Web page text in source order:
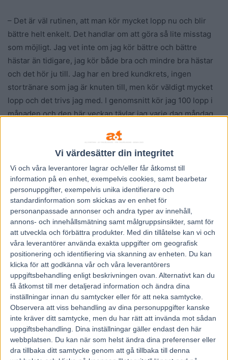
Vi värdesätter din integritet
Vi och våra leverantorer lagrar och/eller får åtkomst till
information på en enhet, exempelvis cookies, samt bearbetar
personuppgifter, exempelvis unika identifierare och
standardinformation som skickas av en enhet för
personanpassade annonser och andra typer av innehåll,
annons- och innehållsmätning samt målgruppsinsikter, samt för
att utveckla och förbättra produkter. Med din tillåtelse kan vi och
våra leverantörer använda exakta uppgifter om geografisk
positionering och identifiering via skanning av enheten. Du kan
klicka för att godkänna vår och våra leverantörers
uppgiftsbehandling enligt beskrivningen ovan. Alternativt kan du
få åtkomst till mer detaljerad information och ändra dina
inställningar innan du samtycker eller för att neka samtycke.
Observera att viss behandling av dina personuppgifter kanske
inte kräver ditt samtycke, men du har rätt att invända mot sådan
uppgiftsbehandling. Dina inställningar gäller endast den här
webbplatsen. Du kan när som helst ändra dina preferenser eller
dra tillbaka ditt samtycke genom att gå tillbaka till denna
– Det är väl rutinen, att man kör mycket lopp nu och blir
bättre helt enkelt. Det handlar om att göra så lite misstag
som möjligt. Jag vet inte om jag kör bättre och bättre
hästar än tidigare, jag kör både bra och mindre bra hästar
och det hör ju till. Jag har en bred kundkrets, ingen
stortränare som jag är knuten till, men kör väldigt mycket
lopp och det trivs jag med. I genomsnitt kör jag 100 lopp i
månaden och den här veckan tävlar jag varje dag måndag
Jepson som bor i Karlstad och har Färjestad som
”Börjat spela golf”
Har du fått mer tid över till annat på dagarna nu när du
inte tränar några hästar längre?
– Det blir mycket resor och det tar mer tid än vad man tror
men jag har inga problem med att resa. Däremot har jag
börjat spela golf i år så nu är man fast i det. Det är kul och
som i dag (måndag) har jag varit ledig och spelat golf på
dagen innan det är tävlingar i kväll i Arvika. Det passar mig
bra, dels gillar jag bollsport och sedan går man mycket och
får bra motion också.
På onsdag avgörs V86 i Åmål och det är en bara som Carl